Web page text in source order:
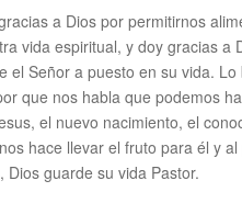
a Dios por permitirnos
vida espiritual, y doy gracias a
el Señor a puesto en su vida.
que nos habla que podemos
el nuevo nacimiento, el
hace llevar el fruto para él y
Dios guarde su vida Pastor.